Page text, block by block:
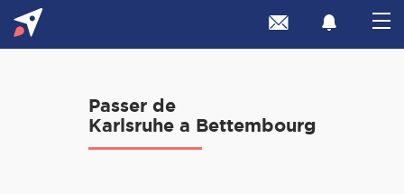
Passer de
Karlsruhe a Bettembourg